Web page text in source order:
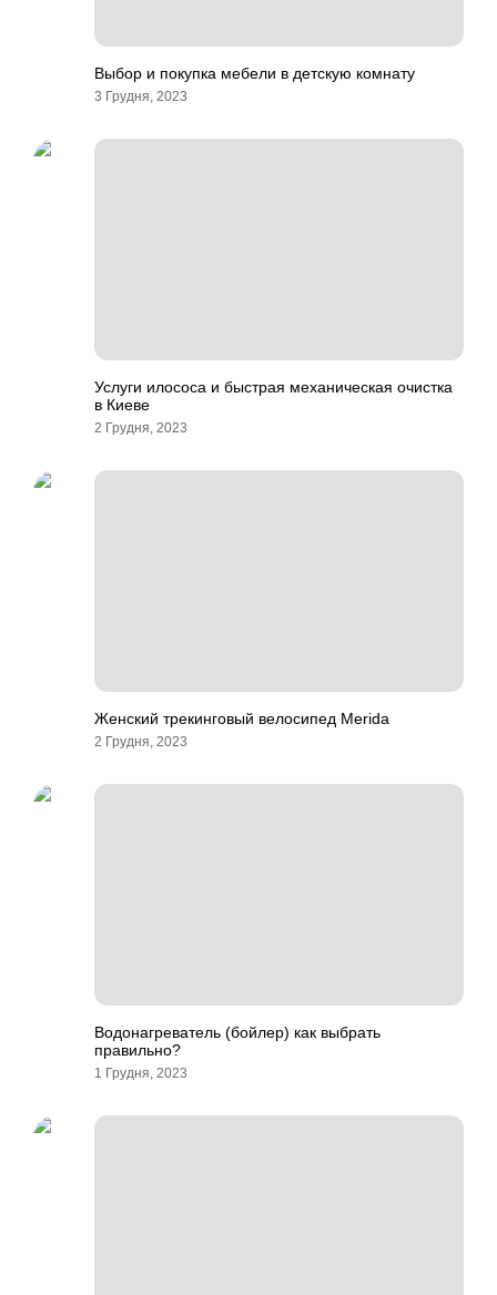
Выбор и покупка мебели в детскую комнату
3 Грудня, 2023
Услуги илососа и быстрая механическая очистка
в Киеве
2 Грудня, 2023
Женский трекинговый велосипед Merida
2 Грудня, 2023
Водонагреватель (бойлер) как выбрать
правильно?
1 Грудня, 2023